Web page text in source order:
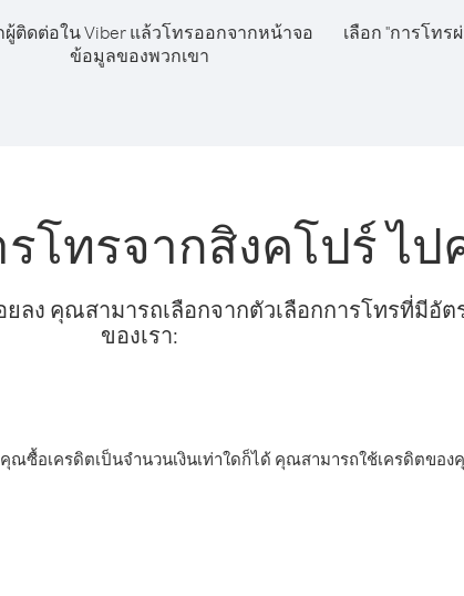
ผู้ติดต่อใน Viber แล้วโทรออกจากหน้าจอ
ข้อมูลของพวกเขา
เลือก "การโทร
โทรจากสิงคโปร์ ไป
ลง คุณสามารถเลือกจากตัวเลือกการโทรที่มีอั
ของเรา:
ณซื้อเครดิตเป็นจำนวนเงินเท่าใดก็ได้ คุณสามารถใช้เครดิตขอ